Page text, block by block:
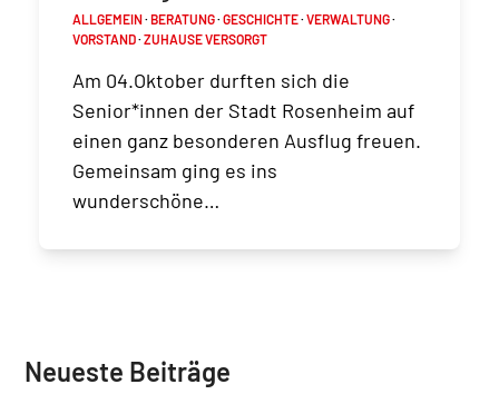
ALLGEMEIN· BERATUNG· GESCHICHTE· VERWALTUNG·
VORSTAND· ZUHAUSE VERSORGT
Am 04.Oktober durften sich die
Senior*innen der Stadt Rosenheim auf
einen ganz besonderen Ausflug freuen.
Gemeinsam ging es ins
wunderschöne…
Neueste Beiträge